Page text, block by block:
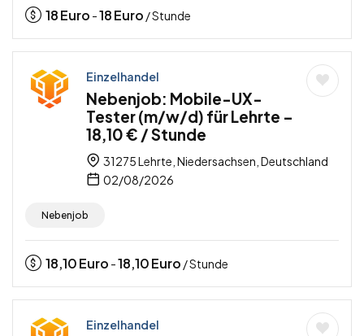
18Euro -18Euro / Stunde
Einzelhandel
Nebenjob: Mobile-UX-
Tester (m/w/d) für Lehrte –
18,10 € / Stunde
31275 Lehrte, Niedersachsen, Deutschland
02/08/2026
Nebenjob
18,10Euro -18,10Euro / Stunde
Einzelhandel